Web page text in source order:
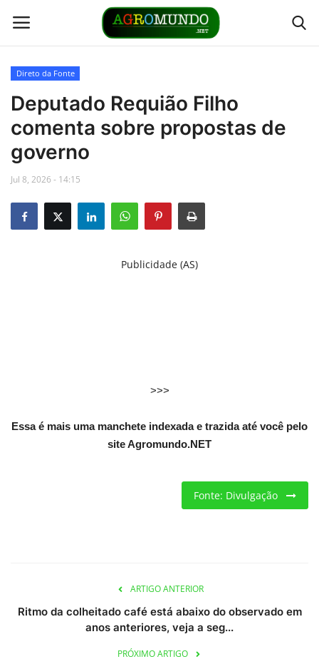
Home
Contato
Direto da Fonte
Clima
Direto da Fonte
Deputado Requião Filho
comenta sobre propostas de
governo
Jul 8, 2026 - 14:15
Publicidade (AS)
>>>
Essa é mais uma manchete indexada e trazida até você pelo
site Agromundo.NET
Fonte: Divulgação
ARTIGO ANTERIOR
Ritmo da colheitado café está abaixo do observado em
anos anteriores, veja a seg...
PRÓXIMO ARTIGO